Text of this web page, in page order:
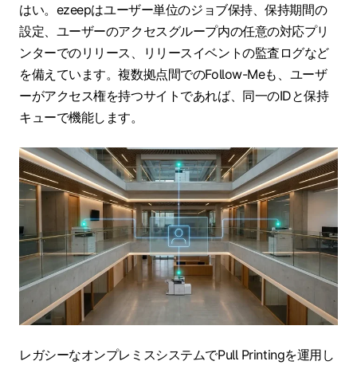
はい。ezeepはユーザー単位のジョブ保持、保持期間の
設定、ユーザーのアクセスグループ内の任意の対応プリ
ンターでのリリース、リリースイベントの監査ログなど
を備えています。複数拠点間でのFollow-Meも、ユーザ
ーがアクセス権を持つサイトであれば、同一のIDと保持
キューで機能します。
レガシーなオンプレミスシステムでPull Printingを運用し